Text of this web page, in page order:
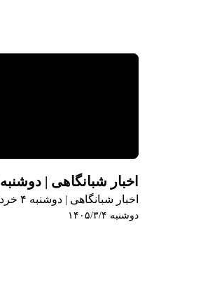
اخبار شبانگاهی | دوشنبه ۴ خرداد
اخبار شبانگاهی | دوشنبه ۴ خرداد
دوشنبه ۱۴۰۵/۳/۴